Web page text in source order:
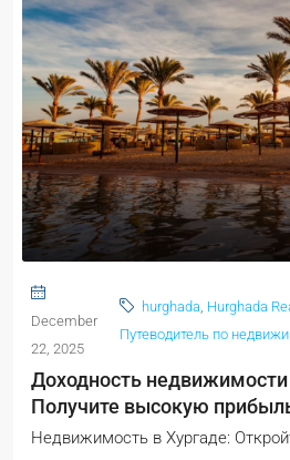
December
22, 2025
hurghada, Hurghada
Путеводитель по
Доходность
Получите высокую
Недвижимость в Хургаде: